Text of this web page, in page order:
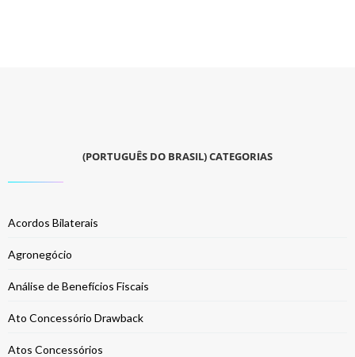
(PORTUGUÊS DO BRASIL) CATEGORIAS
Acordos Bilaterais
Agronegócio
Análise de Benefícios Fiscais
Ato Concessório Drawback
Atos Concessórios